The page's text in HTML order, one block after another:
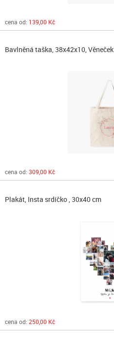
cena od: 139,00 Kč
Bavlněná taška, 38x42x10,
cena od: 309,00 Kč
Plakát, Insta srdíčko , 30x40 cm
cena od: 250,00 Kč